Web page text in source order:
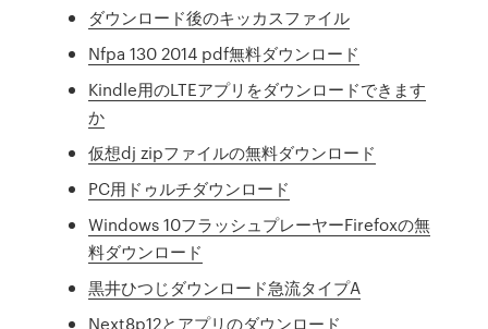
ダウンロード後のキッカスファイル
Nfpa 130 2014 pdf無料ダウンロード
Kindle用のLTEアプリをダウンロードできます
か
仮想dj zipファイルの無料ダウンロード
PC用ドゥルチダウンロード
Windows 10フラッシュプレーヤーFirefoxの無
料ダウンロード
黒井ひつじダウンロード急流タイプA
Next8p12とアプリのダウンロード